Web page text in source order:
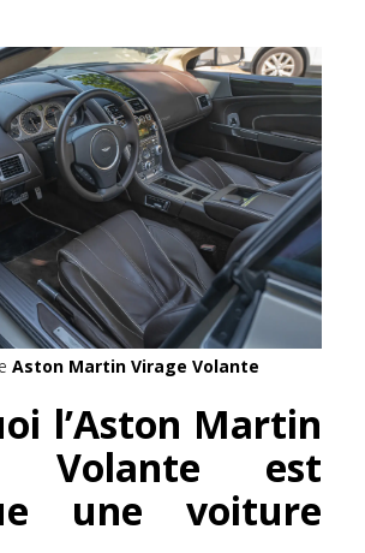
Aston Martin Virage Volante
l’Aston Martin
Volante est
une voiture